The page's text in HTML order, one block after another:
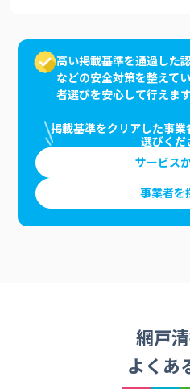
高い掲載基準を通過した
などの安全対策を整えて
者選びを安心して行えます
掲載基準をクリアした事
選びくだ
サービス
事業者を
網戸
よくあ